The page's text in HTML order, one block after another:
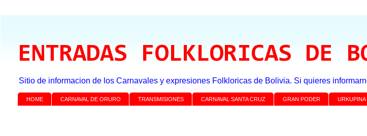
ENTRADAS FOLKLORICAS DE
Sitio de informacion de los Carnavales y expresiones Folkloricas de Bolivia. Si quieres
HOME CARNAVAL DE ORURO TRANSMISIONES CARNAVAL SANTA CRUZ GRAN PODER URKUPINA